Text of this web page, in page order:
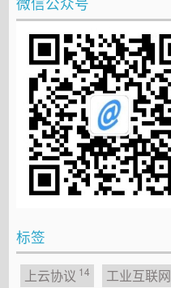
标签
上云协议 14 工业互联网